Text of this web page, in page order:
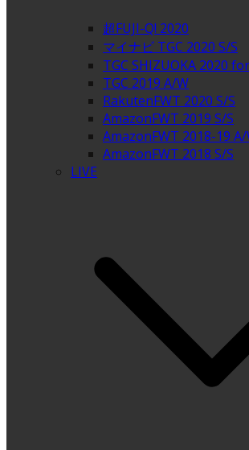
超FUJI-Q! 2020
マイナビ TGC 2020 S/S
TGC SHIZUOKA 2020
TGC 2019 A/W
RakutenFWT 2020 S/S
AmazonFWT 2019 S/S
AmazonFWT 2018-19
AmazonFWT 2018 S/S
LIVE